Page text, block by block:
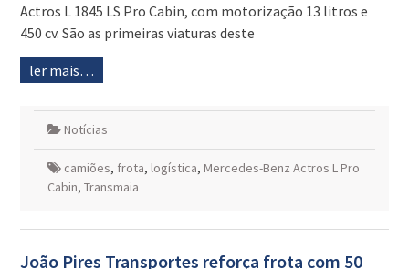
Actros L 1845 LS Pro Cabin, com motorização 13 litros e
450 cv. São as primeiras viaturas deste
ler mais…
Notícias
camiões, frota, logística, Mercedes-Benz Actros L Pro
Cabin, Transmaia
João Pires Transportes reforça frota com 50